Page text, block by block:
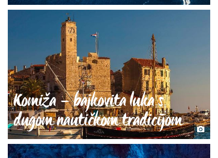
Komiža – bajkovita luka s
dugom nautičkom tradicijom